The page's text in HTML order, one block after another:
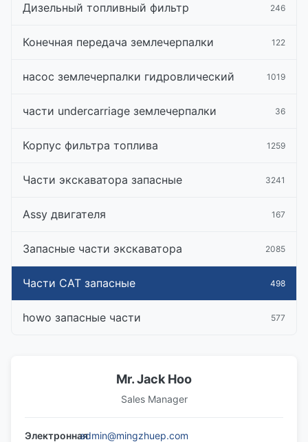
Дизельный топливный фильтр 246
Конечная передача землечерпалки 122
насос землечерпалки гидровлический 1019
части undercarriage землечерпалки 36
Корпус фильтра топлива 1259
Части экскаватора запасные 3241
Assy двигателя 167
Запасные части экскаватора 2085
Части CAT запасные 498
howo запасные части 577
Mr. Jack Hoo
Sales Manager
Электроннаяadmin@mingzhuep.com